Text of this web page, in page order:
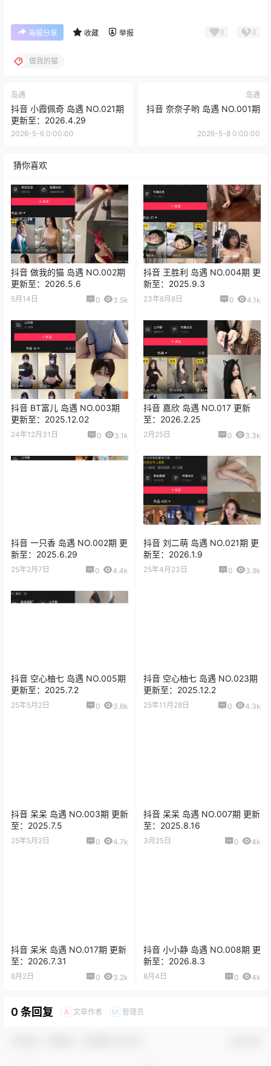
海报分享 收藏 举报 0 0
做我的猫
岛遇
抖音 小霞佩奇 岛遇 NO.021期
更新至：2026.4.29
2026-5-6 0:00:00
岛遇
抖音 奈奈子哟 岛遇 NO.001期
2026-5-8 0:00:00
猜你喜欢
抖音 做我的猫 岛遇 NO.002期
更新至：2026.5.6
5月14日 0 3.5k
抖音 王胜利 岛遇 NO.004期 更
新至：2025.9.3
23年8月8日 0 4.1k
抖音 BT富儿 岛遇 NO.003期
更新至：2025.12.02
24年12月31日 0 3.1k
抖音 嘉欣 岛遇 NO.017 更新
至：2026.2.25
2月25日 0 3.3k
抖音 一只香 岛遇 NO.002期 更
新至：2025.6.29
25年2月7日 0 4.4k
抖音 刘二萌 岛遇 NO.021期 更
新至：2026.1.9
25年4月23日 0 3.9k
抖音 空心柚七 岛遇 NO.005期
更新至：2025.7.2
25年5月2日 0 3.6k
抖音 空心柚七 岛遇 NO.023期
更新至：2025.12.2
25年11月28日 0 4.3k
抖音 呆呆 岛遇 NO.003期 更新
至：2025.7.5
25年5月2日 0 4.7k
抖音 呆呆 岛遇 NO.007期 更新
至：2025.8.16
3月25日 0 4k
抖音 呆米 岛遇 NO.017期 更新
至：2026.7.31
8月2日 0 3.2k
抖音 小小静 岛遇 NO.008期 更
新至：2026.8.3
8月4日 0 4k
0 条回复 A 文章作者 M 管理员